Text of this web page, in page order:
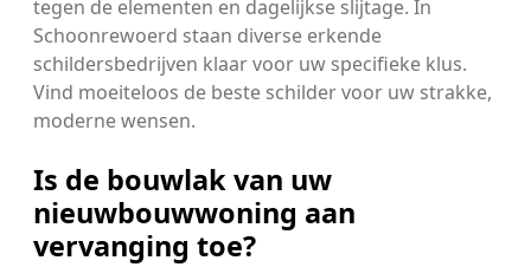
tegen de elementen en dagelijkse slijtage. In
Schoonrewoerd staan diverse erkende
schildersbedrijven klaar voor uw specifieke klus.
Vind moeiteloos de beste schilder voor uw strakke,
moderne wensen.
Is de bouwlak van uw
nieuwbouwwoning aan
vervanging toe?